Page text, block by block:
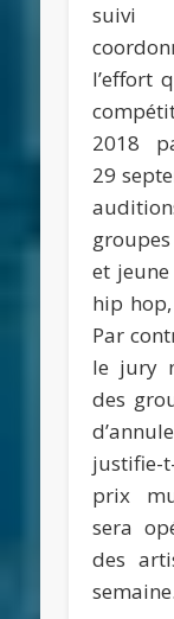
suivi
l’effort
2018
29
et
hip
Par
le jury
des
justifie-
prix
sera
des
semaine.